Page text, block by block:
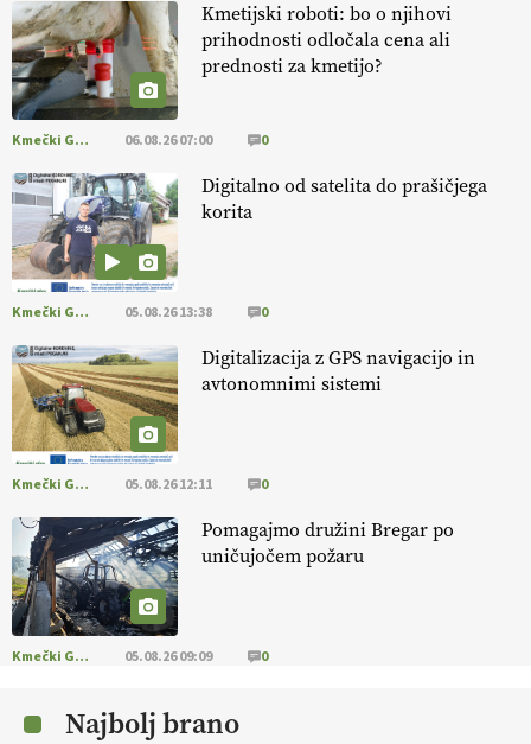
EKOloško = logično: ekološka kmetija
HOMAR
EKOloško = logično: VLOG Ekološko
kmetijstvo brez škropljenja?
EKOloško = logično: ekološka kmetija
ALTENBAHER
EKOloško = logično: ekološko oljarstvo
MORGAN
EKOloško = logično: ekološka kmetija
FREŠER
KMETIJSKA LIGA PRVAKOV: POMLADITEV
KMETIJSKE EKIPE
KMETIJSKA LIGA PRVAKOV: UKRAJINA vs.
EVROPA
EKOloško = logično: ekološka kmetija
Kmetijski roboti: bo o njihovi
prihodnosti odločala cena ali
prednosti za kmetijo?
Kmečki Glas 06.08.26 07:00 0
Digitalno od satelita do prašičjega
korita
Kmečki Glas 05.08.26 13:38 0
Digitalizacija z GPS navigacijo in
avtonomnimi sistemi
Kmečki Glas 05.08.26 12:11 0
Pomagajmo družini Bregar po
uničujočem požaru
Kmečki Glas 05.08.26 09:09 0
Najbolj brano